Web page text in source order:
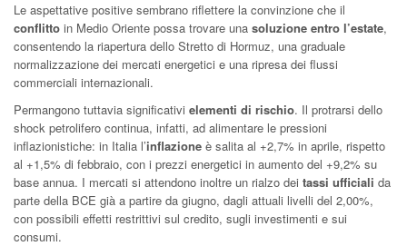
Le aspettative positive sembrano riflettere la convinzione che il
conflitto in Medio Oriente possa trovare una soluzione entro l’estate,
consentendo la riapertura dello Stretto di Hormuz, una graduale
normalizzazione dei mercati energetici e una ripresa dei flussi
commerciali internazionali.
Permangono tuttavia significativi elementi di rischio. Il protrarsi dello
shock petrolifero continua, infatti, ad alimentare le pressioni
inflazionistiche: in Italia l’inflazione è salita al +2,7% in aprile, rispetto
al +1,5% di febbraio, con i prezzi energetici in aumento del +9,2% su
base annua. I mercati si attendono inoltre un rialzo dei tassi ufficiali da
parte della BCE già a partire da giugno, dagli attuali livelli del 2,00%,
con possibili effetti restrittivi sul credito, sugli investimenti e sui
consumi.